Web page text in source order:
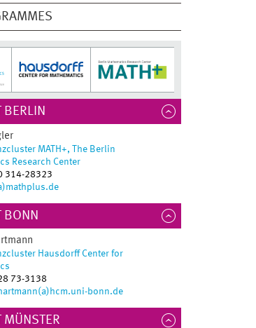
BERLIN
MATH+, The Berlin
Research Center
314-28323
BONN
Hausdorff Center for
73-3138
bonn.de
MÜNSTER